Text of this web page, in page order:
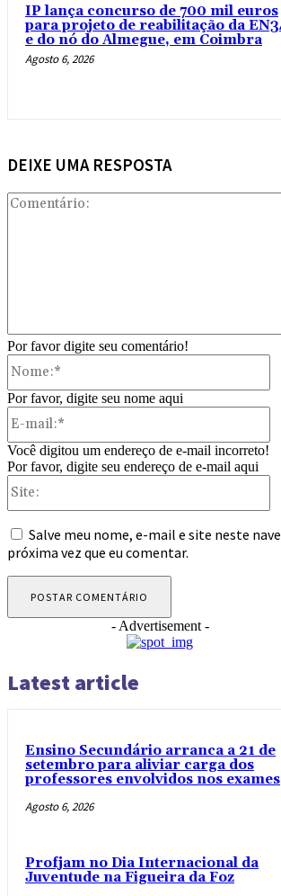
IP lança concurso de 700 mil euros
para projeto de reabilitação da
e do nó do Almegue, em Coimbra
Agosto 6, 2026
DEIXE UMA RESPOSTA
Por favor digite seu comentário!
Por favor, digite seu nome aqui
Você digitou um endereço de e-mail incorreto!
Por favor, digite seu endereço de e-mail aqui
Salve meu nome, e-mail e site neste
próxima vez que eu comentar.
- Advertisement -
Latest article
Ensino Secundário arranca a 21 de
setembro para aliviar carga dos
professores envolvidos nos exames
Agosto 6, 2026
Profjam no Dia Internacional da
Juventude na Figueira da Foz